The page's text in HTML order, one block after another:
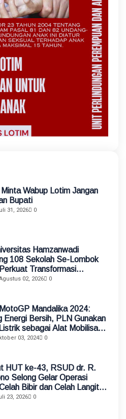
Wabup Lotim Jangan
Bupati
31, 2026 0
Hamzanwadi
108 Sekolah Se-Lombok
Transformasi
melalui Asistensi
02, 2026 0
Mandalika 2024:
Energi Bersih, PLN Gunakan
sebagai Alat Mobilisasi
03, 2024 0
HUT ke-43, RSUD dr. R.
Selong Gelar Operasi
Bibir dan Celah Langit-
23, 2026 0